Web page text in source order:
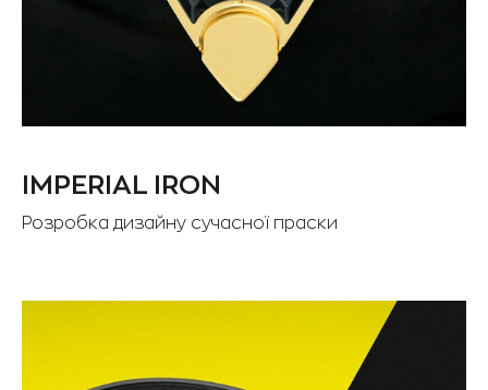
IMPERIAL IRON
Розробка дизайну сучасної праски